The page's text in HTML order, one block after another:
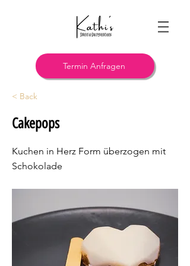
Termin Anfragen
< Back
Cakepops
Kuchen in Herz Form überzogen mit
Schokolade